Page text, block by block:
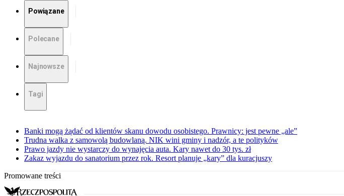
Powiązane
Polecane
Najnowsze
Tagi
Banki mogą żądać od klientów skanu dowodu osobistego. Prawnicy: jest pewne „ale”
Trudna walka z samowolą budowlaną. NIK wini gminy i nadzór, a te polityków
Prawo jazdy nie wystarczy do wynajęcia auta. Kary nawet do 30 tys. zł
Zakaz wyjazdu do sanatorium przez rok. Resort planuje „kary” dla kuracjuszy
Promowane treści